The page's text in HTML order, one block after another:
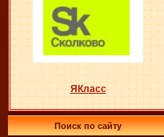
ЯКласс
Поиск по сайту